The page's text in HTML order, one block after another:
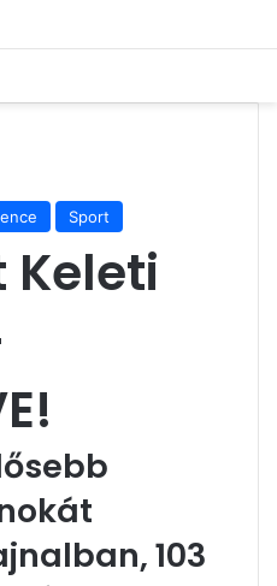
Sport
Keleti
103